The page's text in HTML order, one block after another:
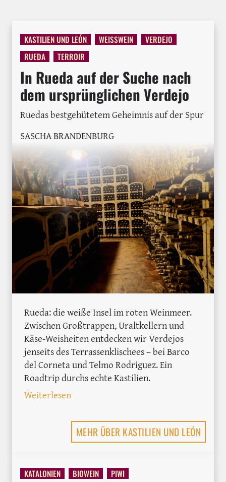
KASTILIEN UND LEÓN WEISSWEIN
VERDEJO
RUEDA
TERROIR
In Rueda auf der Suche nach
dem ursprünglichen Verdejo
Ruedas bestgehütetem Geheimnis auf der Spur
SASCHA BRANDENBURG
Rueda: die weiße Insel im roten Weinmeer.
Zwischen Großtrappen, Uraltkellern und
Käse-Weisheiten entdecken wir Verdejos
jenseits des Terrassenklischees – bei Barco
del Corneta und Telmo Rodriguez. Ein
Roadtrip durchs echte Kastilien.
Weiterlesen: In Rueda auf der Suche nach dem
MEHR ÜBER KASTILIEN UND LEÓN
KATALONIEN BIOWEIN PIWI